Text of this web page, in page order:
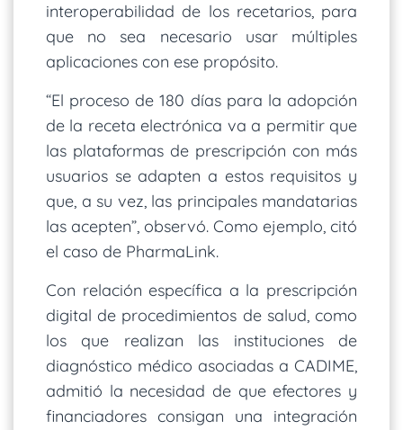
interoperabilidad de los recetarios, para
que no sea necesario usar múltiples
aplicaciones con ese propósito.
“El proceso de 180 días para la adopción
de la receta electrónica va a permitir que
las plataformas de prescripción con más
usuarios se adapten a estos requisitos y
que, a su vez, las principales mandatarias
las acepten”, observó. Como ejemplo, citó
el caso de PharmaLink.
Con relación específica a la prescripción
digital de procedimientos de salud, como
los que realizan las instituciones de
diagnóstico médico asociadas a CADIME,
admitió la necesidad de que efectores y
financiadores consigan una integración